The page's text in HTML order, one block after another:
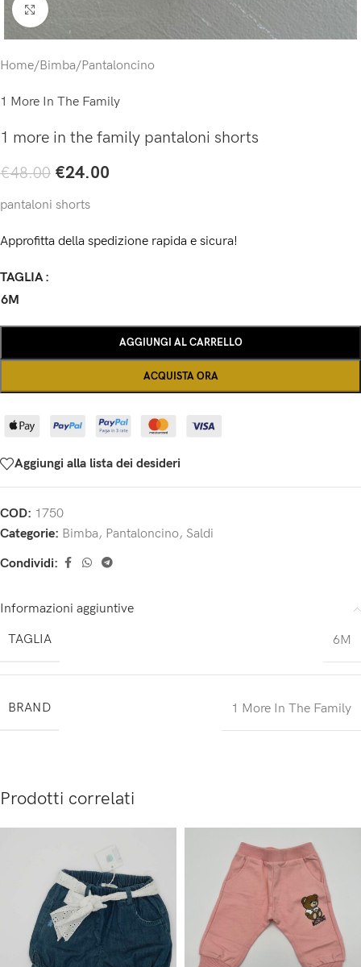
Click to enlarge
Home/Bimba/Pantaloncino
1 More In The Family
1 more in the family pantaloni shorts
€48.00 €24.00
pantaloni shorts
Approfitta della spedizione rapida e sicura!
TAGLIA
6M
AGGIUNGI AL CARRELLO
ACQUISTA ORA
Aggiungi alla lista dei desideri
COD: 1750
Categorie: Bimba, Pantaloncino, Saldi
Condividi:
Informazioni aggiuntive
TAGLIA
6M
BRAND 1 More In The Family
Prodotti correlati